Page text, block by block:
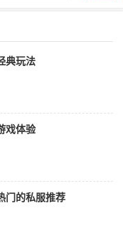
典玩法
戏体验
门的私服推荐